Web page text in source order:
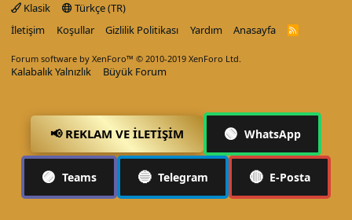
Klasik
Türkçe (TR)
İletişim
Koşullar Gizlilik Politikası Yardım Anasayfa
R
Forum software by XenForo™ © 2010-2019 XenForo Ltd.
Kalabalık Yalnızlık Büyük Forum
📢 REKLAM VE İLETIŞIM 🟢 WhatsApp
🟣 Teams 🔵 Telegram 🔴 E-Posta